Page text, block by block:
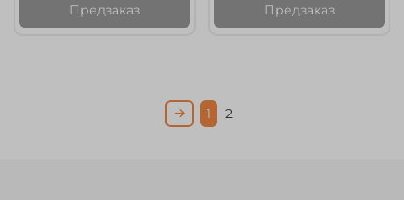
Предзаказ Предзаказ
1 2